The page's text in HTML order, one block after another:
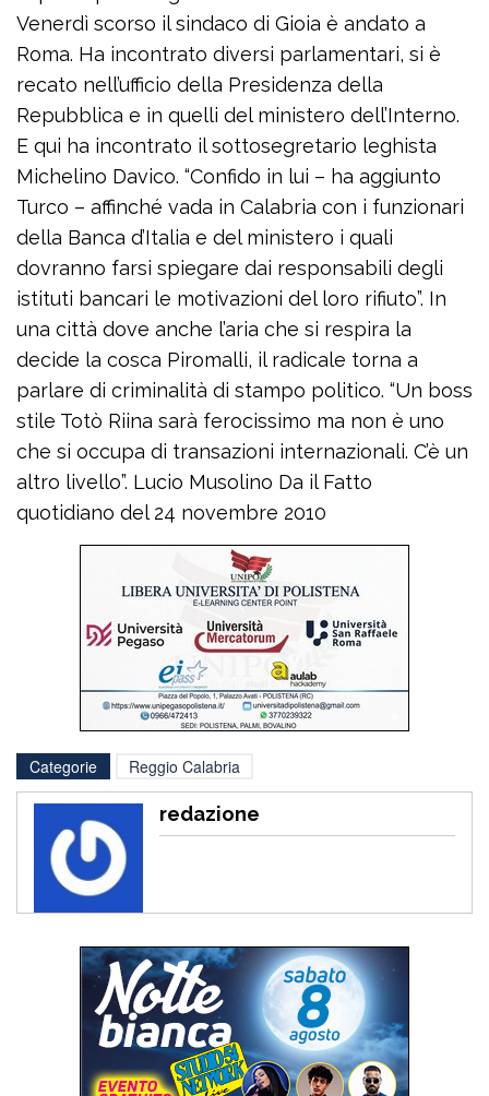
Venerdì scorso il sindaco di Gioia è andato a
Roma. Ha incontrato diversi parlamentari, si è
recato nell’ufficio della Presidenza della
Repubblica e in quelli del ministero dell’Interno.
E qui ha incontrato il sottosegretario leghista
Michelino Davico. “Confido in lui – ha aggiunto
Turco – affinché vada in Calabria con i funzionari
della Banca d’Italia e del ministero i quali
dovranno farsi spiegare dai responsabili degli
istituti bancari le motivazioni del loro rifiuto”. In
una città dove anche l’aria che si respira la
decide la cosca Piromalli, il radicale torna a
parlare di criminalità di stampo politico. “Un boss
stile Totò Riina sarà ferocissimo ma non è uno
che si occupa di transazioni internazionali. C’è un
altro livello”. Lucio Musolino Da il Fatto
quotidiano del 24 novembre 2010
Categorie Reggio Calabria
redazione